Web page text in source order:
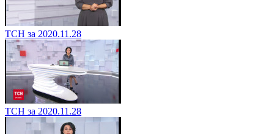
ТСН за 2020.11.28
ТСН за 2020.11.28